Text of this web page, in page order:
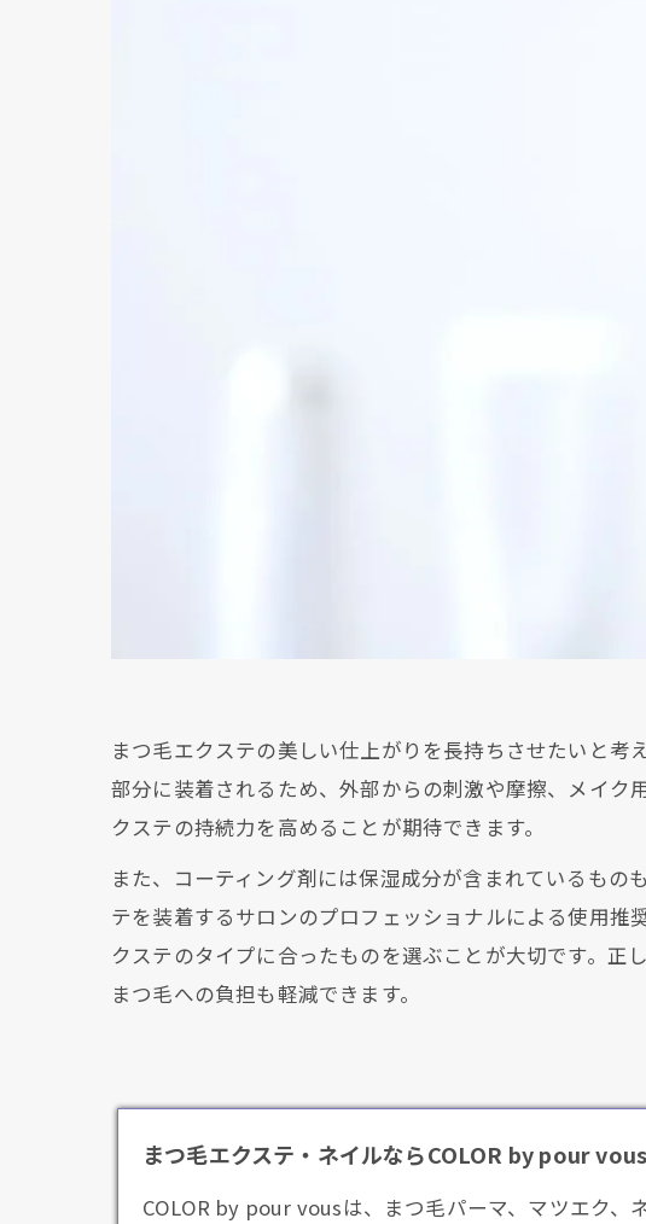
まつ毛エクステの美しい仕上がりを長持ちさせたいと
部分に装着されるため、外部からの刺激や摩擦、メイク
クステの持続力を高めることが期待できます。
また、コーティング剤には保湿成分が含まれているも
テを装着するサロンのプロフェッショナルによる使用
クステのタイプに合ったものを選ぶことが大切です。正
まつ毛への負担も軽減できます。
まつ毛エクステ・ネイルならCOLOR by pour vous
COLOR by pour vousは、まつ毛パーマ、マツエク